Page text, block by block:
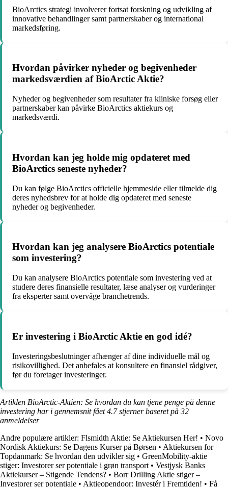
BioArctics strategi involverer fortsat forskning og udvikling af
innovative behandlinger samt partnerskaber og international
markedsføring.
Hvordan påvirker nyheder og begivenheder
markedsværdien af BioArctic Aktie?
Nyheder og begivenheder som resultater fra kliniske forsøg eller
partnerskaber kan påvirke BioArctics aktiekurs og
markedsværdi.
Hvordan kan jeg holde mig opdateret med
BioArctics seneste nyheder?
Du kan følge BioArctics officielle hjemmeside eller tilmelde dig
deres nyhedsbrev for at holde dig opdateret med seneste
nyheder og begivenheder.
Hvordan kan jeg analysere BioArctics potentiale
som investering?
Du kan analysere BioArctics potentiale som investering ved at
studere deres finansielle resultater, læse analyser og vurderinger
fra eksperter samt overvåge branchetrends.
Er investering i BioArctic Aktie en god idé?
Investeringsbeslutninger afhænger af dine individuelle mål og
risikovillighed. Det anbefales at konsultere en finansiel rådgiver,
før du foretager investeringer.
Artiklen BioArctic-Aktien: Se hvordan du kan tjene penge på denne
investering har i gennemsnit fået4.7stjerner baseret på 32
anmeldelser
Andre populære artikler: Flsmidth Aktie: Se Aktiekursen Her! • Novo
Nordisk Aktiekurs: Se Dagens Kurser på Børsen • Aktiekursen for
Topdanmark: Se hvordan den udvikler sig • GreenMobility-aktie
stiger: Investorer ser potentiale i grøn transport • Vestjysk Banks
Aktiekurser – Stigende Tendens? • Borr Drilling Aktie stiger –
Investorer ser potentiale • Aktieopendoor: Investér i Fremtiden! • Få